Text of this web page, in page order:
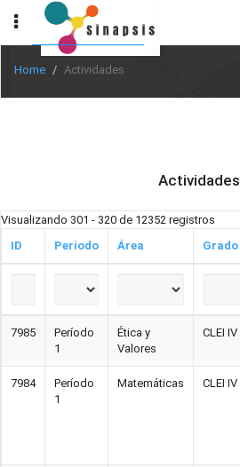
Home Actividades
Actividades
Visualizando 301 - 320 de 12352 registros
ID
Periodo Área Grado
7985
Período
1
Ética y
Valores
CLEI IV
7984
Período
1
Matemáticas CLEI IV